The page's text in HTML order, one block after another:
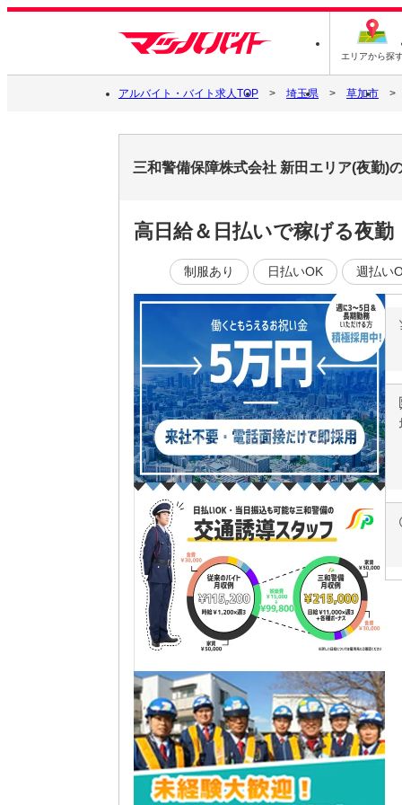
エリアから探
アルバイト・バイト求人TOP 埼玉県 草加市
三和警備保障株式会社 新田エリア(夜勤)
高日給＆日払いで稼げる夜
制服あり 日払いOK 週払い